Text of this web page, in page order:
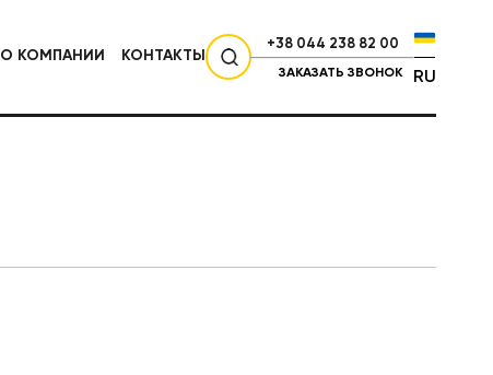
О КОМПАНИИ КОНТАКТЫ
+38 044 238 82 00
ЗАКАЗАТЬ ЗВОНОК RU